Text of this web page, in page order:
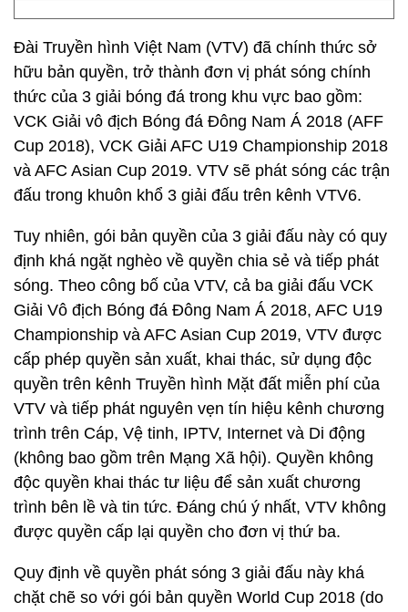
Đài Truyền hình Việt Nam (VTV) đã chính thức sở
hữu bản quyền, trở thành đơn vị phát sóng chính
thức của 3 giải bóng đá trong khu vực bao gồm:
VCK Giải vô địch Bóng đá Đông Nam Á 2018 (AFF
Cup 2018), VCK Giải AFC U19 Championship 2018
và AFC Asian Cup 2019. VTV sẽ phát sóng các trận
đấu trong khuôn khổ 3 giải đấu trên kênh VTV6.
Tuy nhiên, gói bản quyền của 3 giải đấu này có quy
định khá ngặt nghèo về quyền chia sẻ và tiếp phát
sóng. Theo công bố của VTV, cả ba giải đấu VCK
Giải Vô địch Bóng đá Đông Nam Á 2018, AFC U19
Championship và AFC Asian Cup 2019, VTV được
cấp phép quyền sản xuất, khai thác, sử dụng độc
quyền trên kênh Truyền hình Mặt đất miễn phí của
VTV và tiếp phát nguyên vẹn tín hiệu kênh chương
trình trên Cáp, Vệ tinh, IPTV, Internet và Di động
(không bao gồm trên Mạng Xã hội). Quyền không
độc quyền khai thác tư liệu để sản xuất chương
trình bên lề và tin tức. Đáng chú ý nhất, VTV không
được quyền cấp lại quyền cho đơn vị thứ ba.
Quy định về quyền phát sóng 3 giải đấu này khá
chặt chẽ so với gói bản quyền World Cup 2018 (do